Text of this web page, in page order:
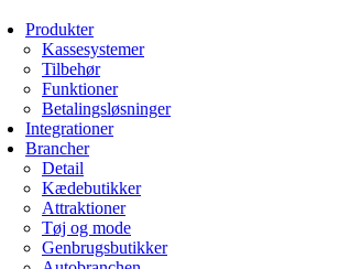
Produkter
Kassesystemer
Tilbehør
Funktioner
Betalingsløsninger
Integrationer
Brancher
Detail
Kædebutikker
Attraktioner
Tøj og mode
Genbrugsbutikker